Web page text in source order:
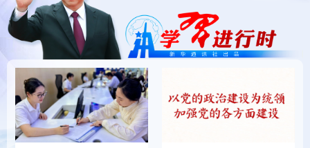
国际 财经 网评
思客智库 全球连线 教育
科技 科创 量子 体育
文化 书画